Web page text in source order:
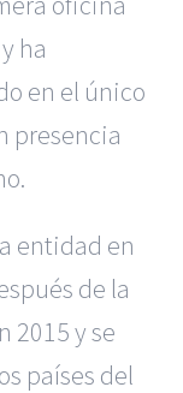
ha
en el único
presencia
entidad en
de la
2015 y se
países del